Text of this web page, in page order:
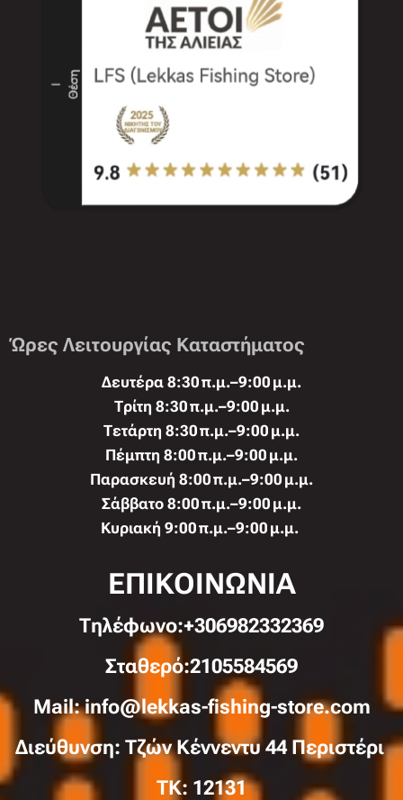
Ώρες Λειτουργίας Καταστήματος
Δευτέρα 8:30 π.μ.–9:00 μ.μ.
Τρίτη 8:30 π.μ.–9:00 μ.μ.
Τετάρτη 8:30 π.μ.–9:00 μ.μ.
Πέμπτη 8:00 π.μ.–9:00 μ.μ.
Παρασκευή 8:00 π.μ.–9:00 μ.μ.
Σάββατο 8:00 π.μ.–9:00 μ.μ.
Κυριακή 9:00 π.μ.–9:00 μ.μ.
ΕΠΙΚΟΙΝΩΝΙΑ
Τηλέφωνo:+306982332369
Σταθερό:2105584569
Mail: info@lekkas-fishing-store.com
Διεύθυνση: Τζών Κέννεντυ 44 Περιστέρι
TK: 12131